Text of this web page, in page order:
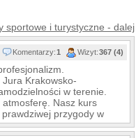
sportowe i turystyczne - dalej
Komentarzy:1 Wizyt:367 (4)
Krakowsko-
w terenie.
atmosferę. Nasz kurs
przygody w